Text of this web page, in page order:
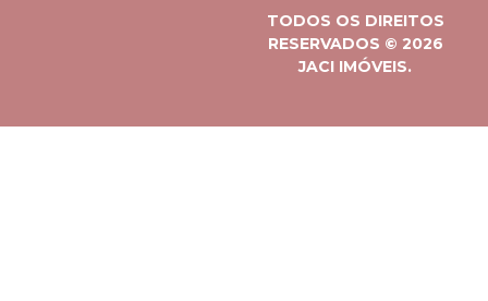
TODOS OS DIREITOS
RESERVADOS © 2026
JACI IMÓVEIS.